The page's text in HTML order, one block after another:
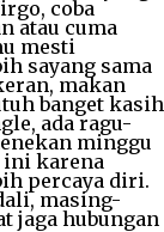
coba
atau cuma
mesti
sayang sama
makan
banget kasih
ada ragu-
minggu
ini karena
percaya diri.
masing-
jaga hubungan